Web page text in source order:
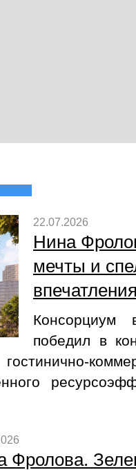
22.07.2026
Нина
мечты и
победил в
Фролова.